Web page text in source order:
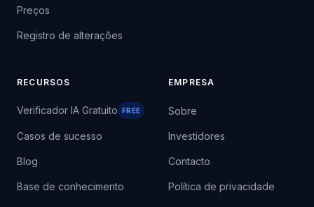
Preços
Registro de alterações
RECURSOS
Verificador IA Gratuito FREE
Casos de sucesso
Blog
Base de conhecimento
EMPRESA
Sobre
Investidores
Contacto
Política de privacidade